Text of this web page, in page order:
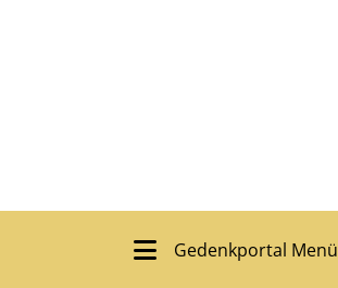
Gedenkportal Menü